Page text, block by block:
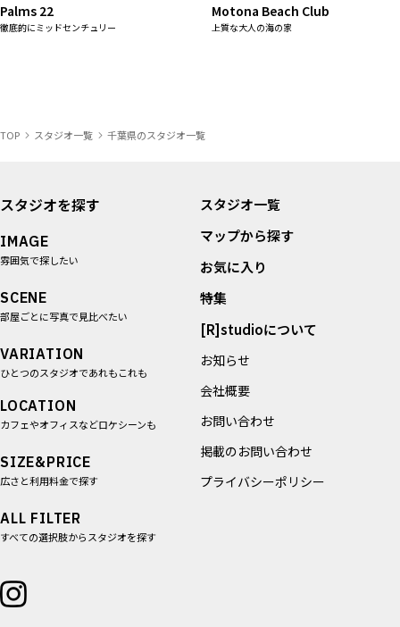
Palms 22
徹底的にミッドセンチュリー
Motona Beach Club
上質な大人の海の家
TOP スタジオ一覧 千葉県のスタジオ一覧
スタジオを探す
IMAGE
雰囲気で探したい
SCENE
部屋ごとに写真で見比べたい
VARIATION
ひとつのスタジオであれもこれも
LOCATION
カフェやオフィスなどロケシーンも
SIZE&PRICE
広さと利用料金で探す
ALL FILTER
すべての選択肢からスタジオを探す
スタジオ一覧
マップから探す
お気に入り
特集
[R]studioについて
お知らせ
会社概要
お問い合わせ
掲載のお問い合わせ
プライバシーポリシー